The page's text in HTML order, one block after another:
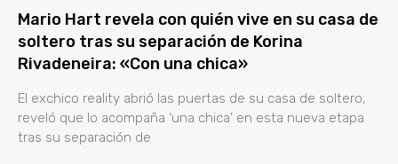
Mario Hart revela con quién vive en su casa de
soltero tras su separación de Korina
Rivadeneira: «Con una chica»
El exchico reality abrió las puertas de su casa de soltero,
reveló que lo acompaña ‘una chica’ en esta nueva etapa
tras su separación de